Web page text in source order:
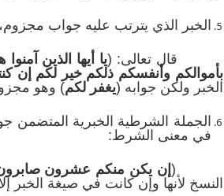
الخبر الذي يترتب عليه جواب
قال تعالى: (يا أيها الذين
بأموالكم وأنفسكم ذلكم خير لكم إن
الخبر ولكن جوابه (يغفر لكم) وهو
الجملة الشرطية الخبرية المتضمن
في معنى الشرط:
(إن يكن منكم عشرون صابرون
النسخ لأنها وإن كانت في صيغة الخبر